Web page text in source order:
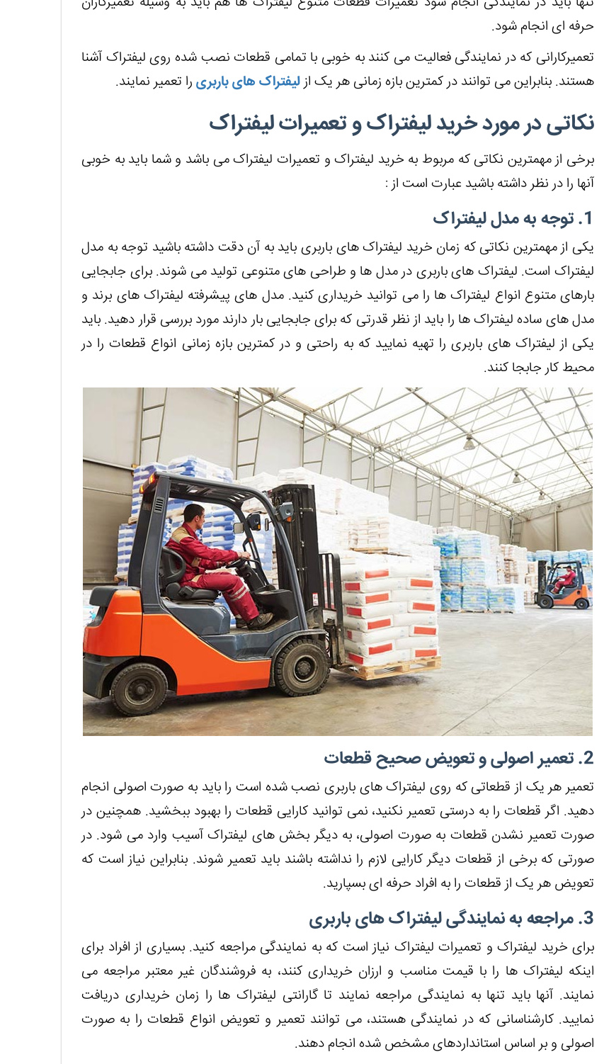
حرفه ای انجام شود.
تعمیرکارانی که در نمایندگی فعالیت می کنند به خوبی با تمامی قطعات نصب شده روی لیفتراک آشنا
هستند. بنابراین می توانند در کمترین بازه زمانی هر یک ازلیفتراک های باربریرا تعمیر نمایند.
نکاتی در مورد خرید لیفتراک و تعمیرات لیفتراک
برخی از مهمترین نکاتی که مربوط به خرید لیفتراک و تعمیرات لیفتراک می باشد و شما باید به خوبی
آنها را در نظر داشته باشید عبارت است از :
1. توجه به مدل لیفتراک
یکی از مهمترین نکاتی که زمان خرید لیفتراک های باربری باید به آن دقت داشته باشید توجه به مدل
لیفتراک است. لیفتراک های باربری در مدل ها و طراحی های متنوعی تولید می شوند. برای جابجایی
بارهای متنوع انواع لیفتراک ها را می توانید خریداری کنید. مدل های پیشرفته لیفتراک های برند و
مدل های ساده لیفتراک ها را باید از نظر قدرتی که برای جابجایی بار دارند مورد بررسی قرار دهید. باید
یکی از لیفتراک های باربری را تهیه نمایید که به راحتی و در کمترین بازه زمانی انواع قطعات را در
محیط کار جابجا کنند.
2. تعمیر اصولی و تعویض صحیح قطعات
تعمیر هر یک از قطعاتی که روی لیفتراک های باربری نصب شده است را باید به صورت اصولی انجام
دهید. اگر قطعات را به درستی تعمیر نکنید، نمی توانید کارایی قطعات را بهبود ببخشید. همچنین در
صورت تعمیر نشدن قطعات به صورت اصولی، به دیگر بخش های لیفتراک آسیب وارد می شود. در
صورتی که برخی از قطعات دیگر کارایی لازم را نداشته باشند باید تعمیر شوند. بنابراین نیاز است که
تعویض هر یک از قطعات را به افراد حرفه ای بسپارید.
3. مراجعه به نمایندگی لیفتراک های باربری
برای خرید لیفتراک و تعمیرات لیفتراک نیاز است که به نمایندگی مراجعه کنید. بسیاری از افراد برای
اینکه لیفتراک ها را با قیمت مناسب و ارزان خریداری کنند، به فروشندگان غیر معتبر مراجعه می
نمایند. آنها باید تنها به نمایندگی مراجعه نمایند تا گارانتی لیفتراک ها را زمان خریداری دریافت
نمایید. کارشناسانی که در نمایندگی هستند، می توانند تعمیر و تعویض انواع قطعات را به صورت
اصولی و بر اساس استانداردهای مشخص شده انجام دهند.